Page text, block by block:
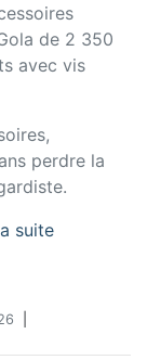
de 2 350
avec vis
perdre la
suite